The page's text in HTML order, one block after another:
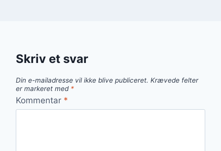
Skriv et svar
Din e-mailadresse vil ikke blive publiceret. Krævede felter
er markeret med *
Kommentar *